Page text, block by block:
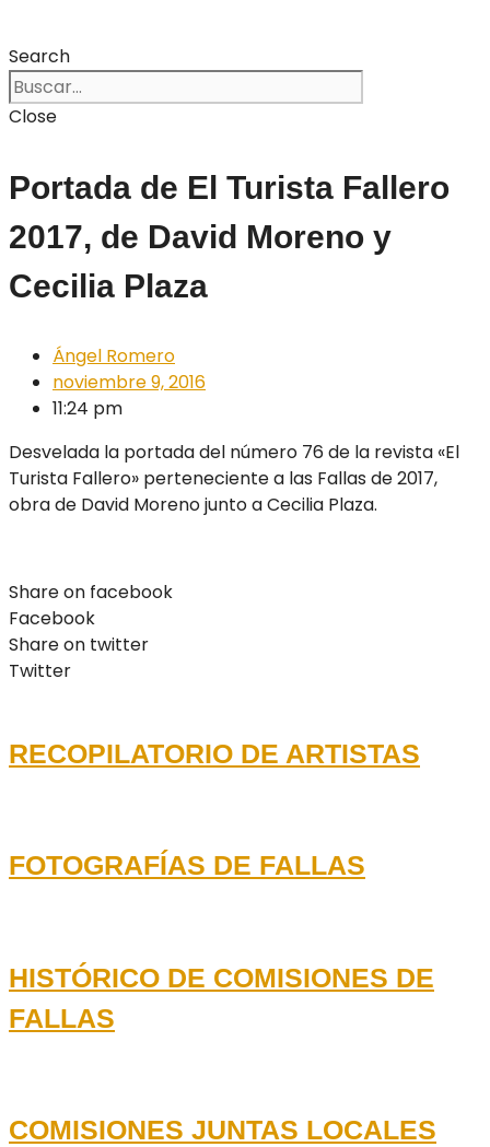
Search
Close
Portada de El Turista Fallero
2017, de David Moreno y
Cecilia Plaza
Ángel Romero
noviembre 9, 2016
11:24 pm
Desvelada la portada del número 76 de la revista «El
Turista Fallero» perteneciente a las Fallas de 2017,
obra de David Moreno junto a Cecilia Plaza.
Share on facebook
Facebook
Share on twitter
Twitter
RECOPILATORIO DE ARTISTAS
FOTOGRAFÍAS DE FALLAS
HISTÓRICO DE COMISIONES DE
FALLAS
COMISIONES JUNTAS LOCALES